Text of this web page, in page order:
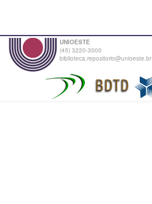
UNIOESTE
(45) 3220-3000
biblioteca.repositorio@unioeste.br